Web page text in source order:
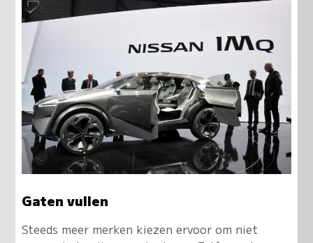
Gaten vullen
Steeds meer merken kiezen ervoor om niet